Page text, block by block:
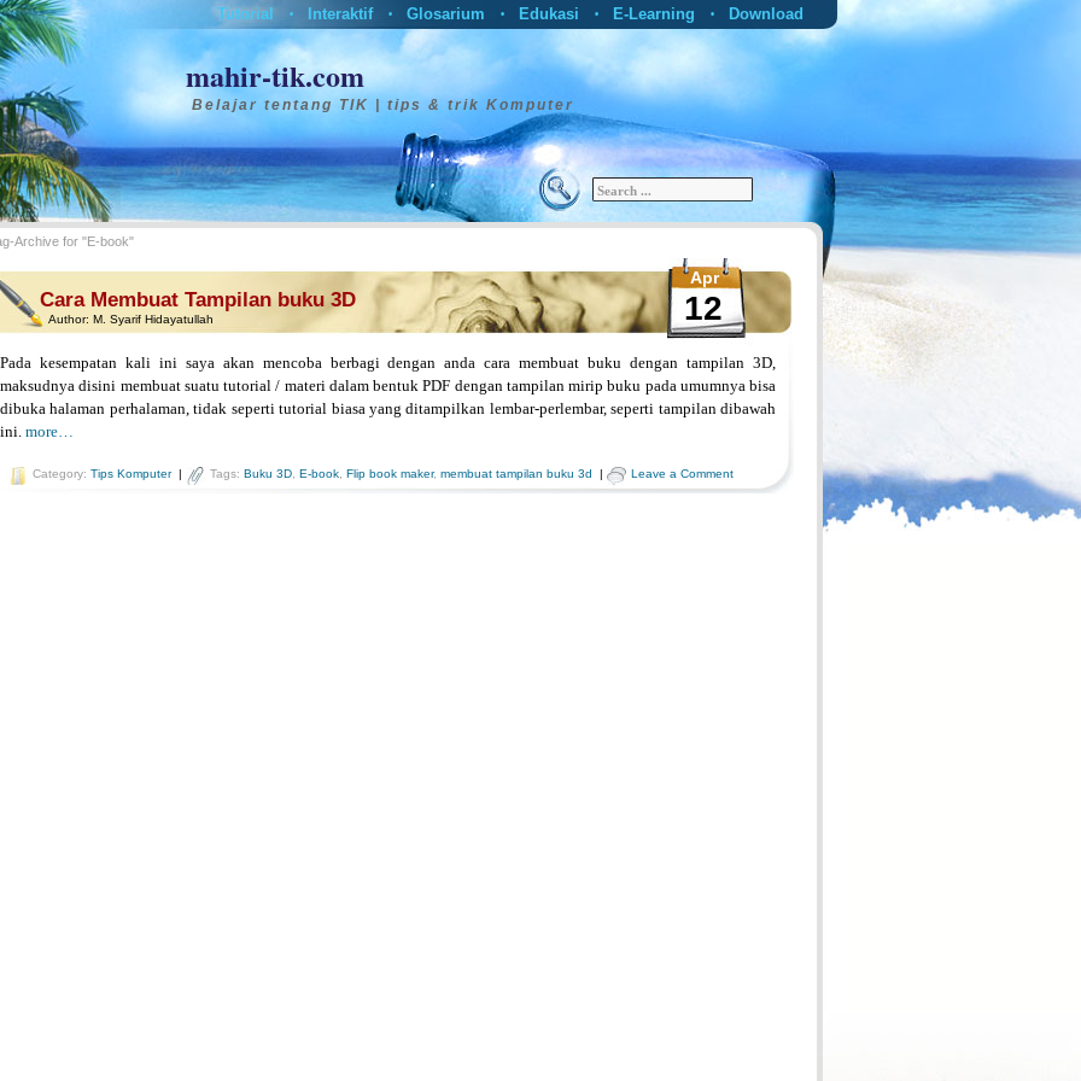
Tutorial • Interaktif • Glosarium • Edukasi • E-Learning • Download
mahir-tik.com
Belajar tentang TIK | tips & trik Komputer
Archive for "E-book"
Cara Membuat Tampilan buku 3D
Author: M. Syarif Hidayatullah
Apr
12
Pada kesempatan kali ini saya akan mencoba berbagi dengan anda cara membuat buku dengan tampilan 3D,
maksudnya disini membuat suatu tutorial / materi dalam bentuk PDF dengan tampilan mirip buku pada umumnya bisa
dibuka halaman perhalaman, tidak seperti tutorial biasa yang ditampilkan lembar-perlembar, seperti tampilan dibawah
ini. more…
Category: Tips Komputer| Tags: Buku 3D E-book Flip book maker, membuat tampilan buku 3d | Leave a Comment